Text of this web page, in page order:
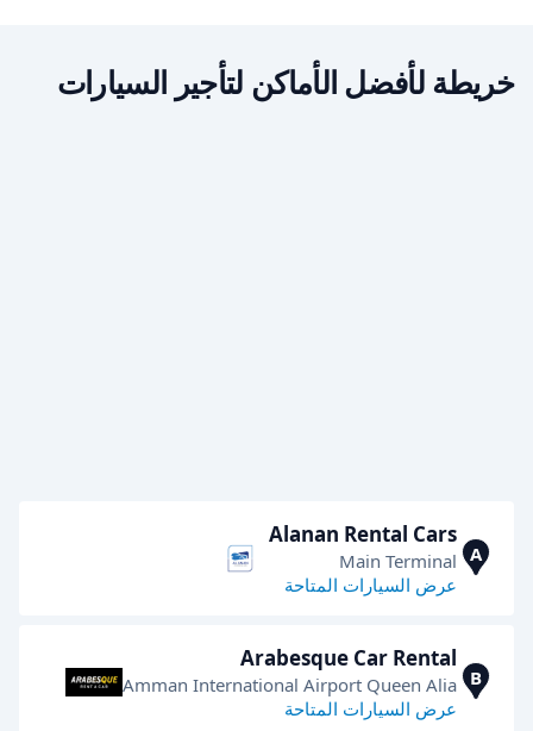
خريطة لأفضل الأماكن لتأجير السيارات
A
Alanan Rental Cars
Main Terminal
عرض السيارات المتاحة
B
Arabesque Car Rental
Amman International Airport Queen Alia
عرض السيارات المتاحة